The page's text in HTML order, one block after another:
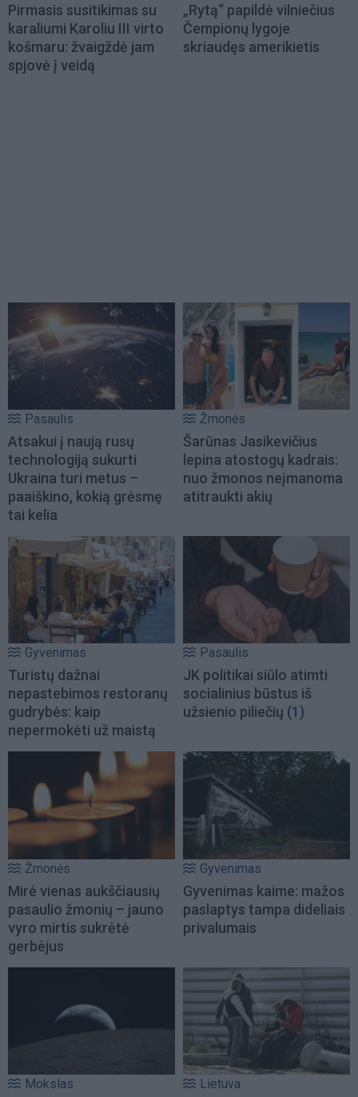
Pirmasis susitikimas su
karaliumi Karoliu III virto
košmaru: žvaigždė jam
spjovė į veidą
„Rytą“ papildė vilniečius
Čempionų lygoje
skriaudęs amerikietis
Pasaulis
Atsakui į naują rusų
technologiją sukurti
Ukraina turi metus –
paaiškino, kokią grėsmę
tai kelia
Žmonės
Šarūnas Jasikevičius
lepina atostogų kadrais:
nuo žmonos neįmanoma
atitraukti akių
Gyvenimas
Turistų dažnai
nepastebimos restoranų
gudrybės: kaip
nepermokėti už maistą
Pasaulis
JK politikai siūlo atimti
socialinius būstus iš
užsienio piliečių (1)
Žmonės
Mirė vienas aukščiausių
pasaulio žmonių – jauno
vyro mirtis sukrėtė
gerbėjus
Gyvenimas
Gyvenimas kaime: mažos
paslaptys tampa dideliais
privalumais
Mokslas Lietuva